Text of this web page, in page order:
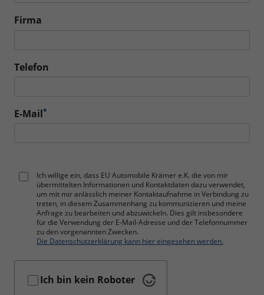
Firma
Telefon
E-Mail*
Ich willige ein, dass EU Automobile Krämer e.K. die von mir
übermittelten Informationen und Kontaktdaten dazu verwendet,
um mit mir anlässlich meiner Kontaktaufnahme in Verbindung zu
treten, in diesem Zusammenhang zu kommunizieren und meine
Anfrage zu bearbeiten und abzuwickeln. Dies gilt insbesondere
für die Verwendung der E-Mail-Adresse und der Telefonnummer
zu den vorgenannten Zwecken.
Die Datenschutzerklärung kann hier eingesehen werden.
Ich bin kein Roboter